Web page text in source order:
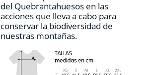
del Quebrantahuesos en las
acciones que lleva a cabo para
conservar la biodiversidad de
nuestras montañas.